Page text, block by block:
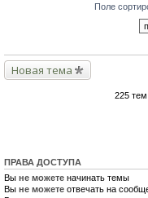
Поле
Новая тема
225 тем
ПРАВА ДОСТУПА
Вы не можете начинать темы
Вы не можете отвечать на